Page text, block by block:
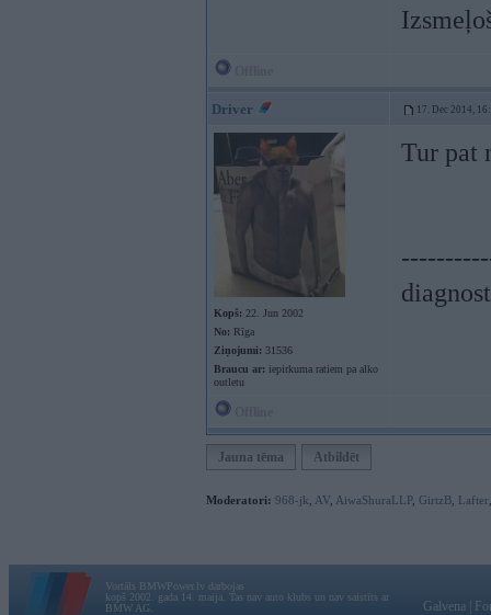
Driver 17. Dec 2014,
Kopš: 22. Jun 2002
No: Rīga
Ziņojumi: 31536
Braucu ar: iepirkuma ratiem pa alko
outletu
Tur pat
Jauna tēma Atbildēt
Moderatori: 968-jk AV AiwaShuraLLP, GirtzB Lafter
Vortāls BMWPower.lv darbojas
kopš 2002. gada 14. maija. Tas nav auto klubs un nav saistīts ar
BMW AG.
Galvena